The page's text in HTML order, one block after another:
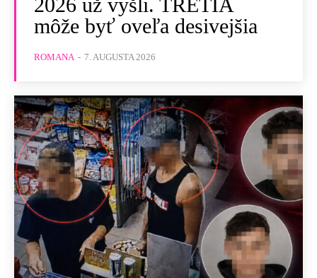
môže byť oveľa desivejšia
ROMANA - 7. AUGUSTA 2026